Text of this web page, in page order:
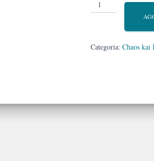
grande
Categoria: Chaos